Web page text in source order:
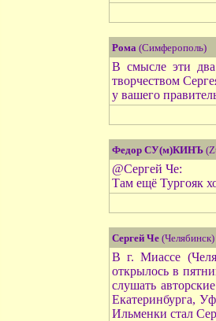
Рома (Симферополь)
В смысле эти
творчеством
у вашего
Федор СУ(м)КИНЪ
@Сергей Че:
Там ещё Тургояк
Сергей Че (Челябинск)
В г. Миассе
открылось в
слушать
Екатеринбурга,
Ильменки стал